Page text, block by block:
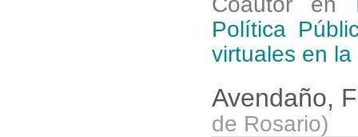
Política
virtuales en la
Avendaño,
de Rosario)